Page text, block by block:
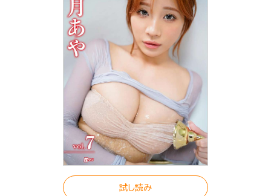
試し読み